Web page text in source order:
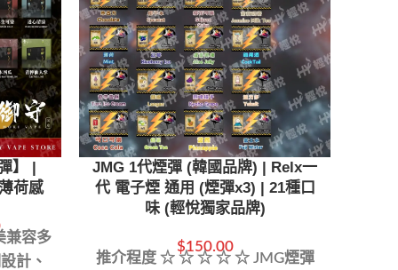
】 |
荷感
兼容多
計、
JMG 1代煙彈 (韓國品牌) | Relx一
代 電子煙 通用 (煙彈x3) | 21種口
味 (輕悅獨家品牌)
$150.00
推介程度 ☆ ☆ ☆ ☆ ☆ JMG煙彈